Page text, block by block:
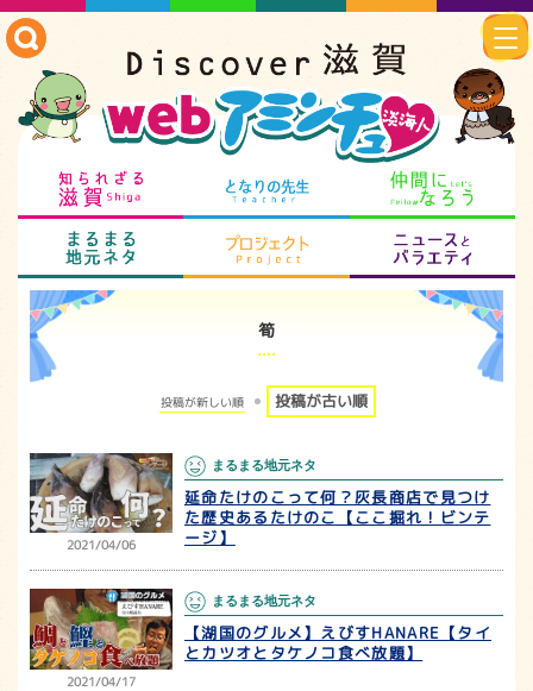
知られざる滋賀 となりの先生
まるまる地元ネタ プロジェクト
筍
投稿が新しい順 投稿が古い順
2021/04/06
まるまる地元ネタ
延命たけのこって何？灰長商店で見つけ
た歴史あるたけのこ【ここ掘れ！ビンテ
ージ】
2021/04/17
まるまる地元ネタ
【湖国のグルメ】えびすHANARE【タイ
とカツオとタケノコ食べ放題】